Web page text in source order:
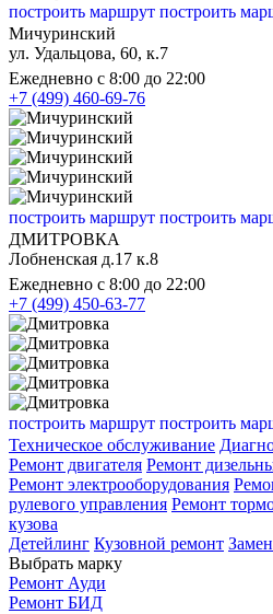
построить маршрут построить
Мичуринский
ул. Удальцова, 60, к.7
Ежедневно с 8:00 до 22:00
+7 (499) 460-69-76
построить маршрут построить
ДМИТРОВКА
Лобненская д.17 к.8
Ежедневно с 8:00 до 22:00
+7 (499) 450-63-77
построить маршрут построить
Техническое обслуживание
Ремонт двигателя Ремонт
Ремонт электрооборудования
рулевого управления Ремонт
кузова
Детейлинг Кузовной ремонт
Выбрать марку
Ремонт Ауди
Ремонт БИД